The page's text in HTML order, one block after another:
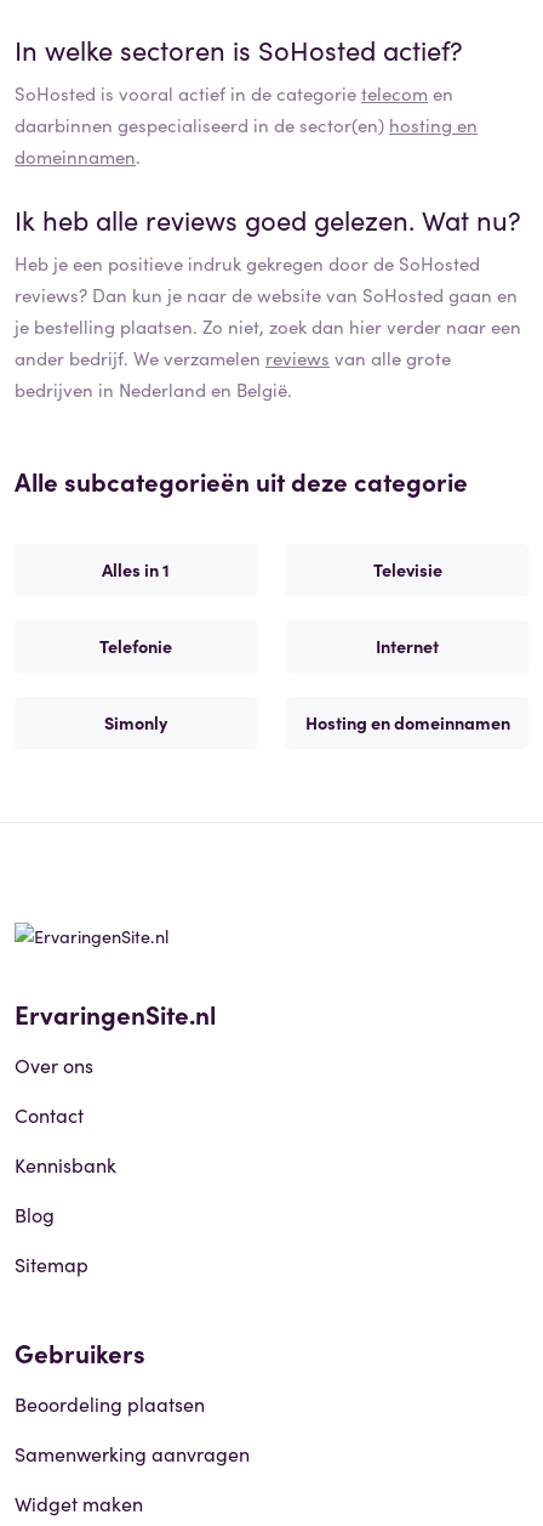
In welke sectoren is SoHosted actief?
SoHosted is vooral actief in de categorietelecom en
daarbinnen gespecialiseerd in de sector(en) hosting en
domeinnamen.
Ik heb alle reviews goed gelezen. Wat nu?
Heb je een positieve indruk gekregen door de SoHosted
reviews? Dan kun je naar de website van SoHosted gaan en
je bestelling plaatsen. Zo niet, zoek dan hier verder naar een
ander bedrijf. We verzamelen reviews van alle grote
bedrijven in Nederland en België.
Alle subcategorieën uit deze categorie
Alles in 1 Televisie
Telefonie Internet
Simonly Hosting en domeinnamen
ErvaringenSite.nl
Over ons
Contact
Kennisbank
Blog
Sitemap
Gebruikers
Beoordeling plaatsen
Samenwerking aanvragen
Widget maken